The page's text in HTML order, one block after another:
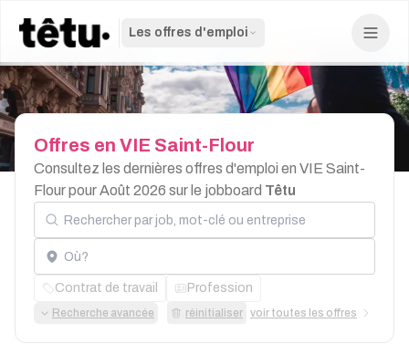
Les offres d'emploi
Offres en VIE Saint-Flour
Consultez les dernières offres d'emploi en VIE Saint-
Flour pour Août 2026 sur le jobboard Têtu
Rechercher par job, mot-clé ou entreprise
Localisation
Contrat de travail Profession
Recherche avancée réinitialiser voir toutes les offres